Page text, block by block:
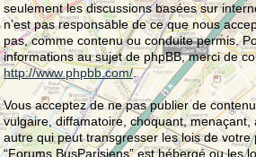
seulement les discussions basées sur
n’est pas responsable de ce que nous
pas, comme contenu ou conduite permis.
informations au sujet de phpBB, merci de
http://www.phpbb.com/.
Vous acceptez de ne pas publier de
vulgaire, diffamatoire, choquant, menaçant,
autre qui peut transgresser les lois de votre
“Forums BusParisiens” est hébergé ou les